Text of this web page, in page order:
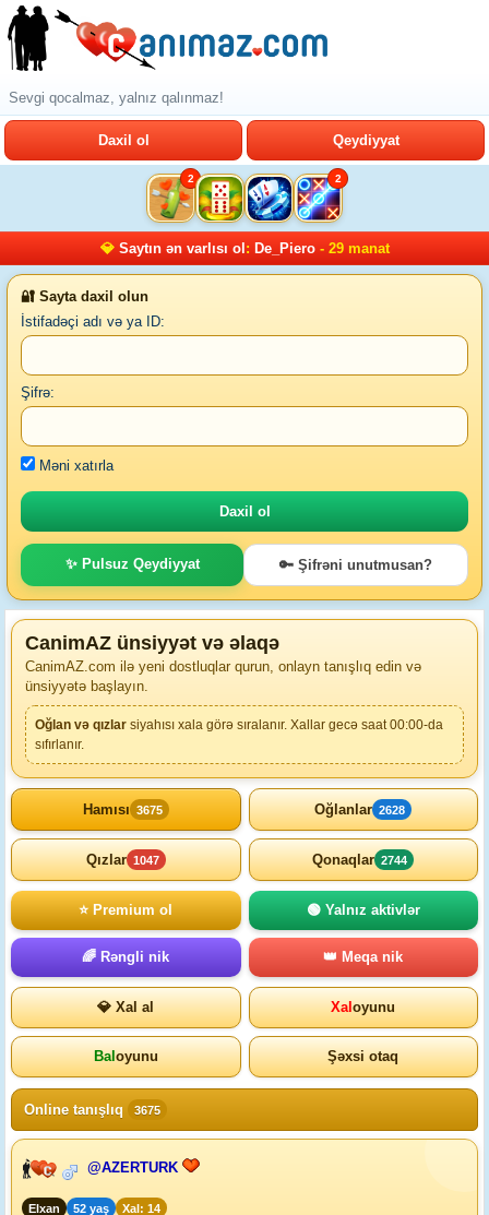
Sevgi qocalmaz, yalnız qalınmaz!
Daxil ol Qeydiyyat
2 2
💎 Saytın ən varlısı ol : De_Piero- 29 manat
🔐 Sayta daxil olun
İstifadəçi adı və ya ID:
Şifrə:
Məni xatırla
✨ Pulsuz Qeydiyyat 🔑 Şifrəni unutmusan?
CanimAZ ünsiyyət və əlaqə
CanimAZ.com ilə yeni dostluqlar qurun, onlayn tanışlıq edin və
ünsiyyətə başlayın.
Oğlan və qızlar siyahısı xala görə sıralanır. Xallar gecə saat 00:00-da
sıfırlanır.
Hamısı 3675 Oğlanlar 2628
Qızlar 1047 Qonaqlar 2744
⭐ Premium ol 🟢 Yalnız aktivlər
🌈 Rəngli nik 👑 Meqa nik
💎 Xal al Xaloyunu
Baloyunu Şəxsi otaq
Online tanışlıq 3675
@AZERTURK
Elxan 52 yaş Xal: 14